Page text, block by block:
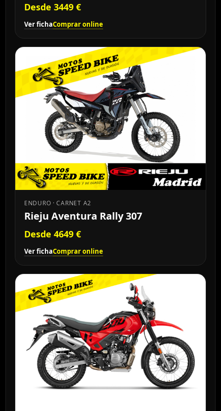
Desde 3449 €
Ver fichaComprar online
ENDURO · CARNET A2
Rieju Aventura Rally 307
Desde 4649 €
Ver fichaComprar online